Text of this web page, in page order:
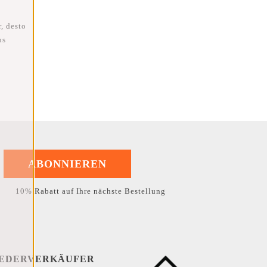
desto
ABONNIEREN
10% Rabatt auf Ihre nächste Bestellung